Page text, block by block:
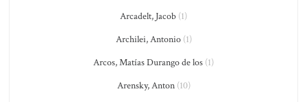
Arcadelt, Jacob (1)
Archilei, Antonio(1)
Arcos, Matías Durango de los (1)
Arensky, Anton(10)